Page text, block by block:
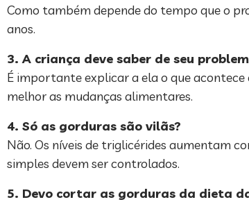
Como também depende do tempo que o
anos.
3. A criança deve saber de seu
É importante explicar a ela o que
melhor as mudanças alimentares.
4. Só as gorduras são vilãs?
Não. Os níveis de triglicérides aumentam
simples devem ser controlados.
5. Devo cortar as gorduras da dieta